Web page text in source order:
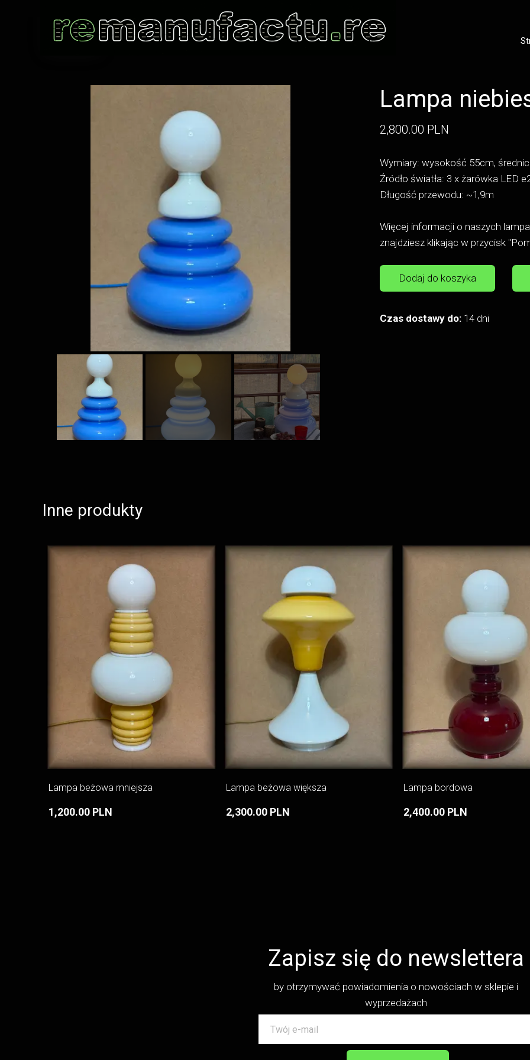
Czas dostawy do: 14 dni
Dodaj do koszyka
Wymiary: wysokość 55cm,
Źródło światła: 3 x żarówka LED
Długość przewodu: ~1,9m
Więcej informacji o naszych
znajdziesz klikając w przycisk
2,800.00 PLN
Lampa
Lampa beżowa mniejsza
1,200.00 PLN
Lampa beżowa większa
2,300.00 PLN
Lampa bordowa
2,400.00 PLN
Inne produkty
Zapisz się do newslettera
by otrzymywać powiadomienia o nowościach w sklepie i
wyprzedażach